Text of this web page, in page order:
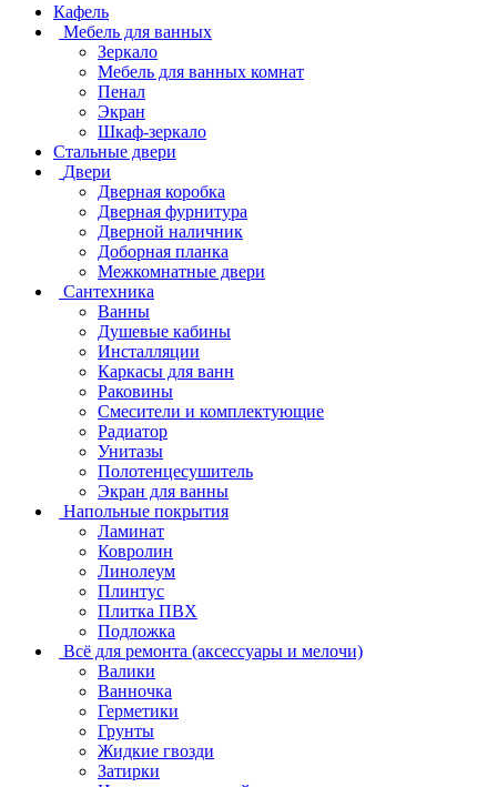
Кафель
Мебель для ванных
Зеркало
Мебель для ванных комнат
Пенал
Экран
Шкаф-зеркало
Стальные двери
Двери
Дверная коробка
Дверная фурнитура
Дверной наличник
Доборная планка
Межкомнатные двери
Сантехника
Ванны
Душевые кабины
Инсталляции
Каркасы для ванн
Раковины
Смесители и комплектующие
Радиатор
Унитазы
Полотенцесушитель
Экран для ванны
Напольные покрытия
Ламинат
Ковролин
Линолеум
Плинтус
Плитка ПВХ
Подложка
Всё для ремонта (аксессуары и мелочи)
Валики
Ванночка
Герметики
Грунты
Жидкие гвозди
Затирки